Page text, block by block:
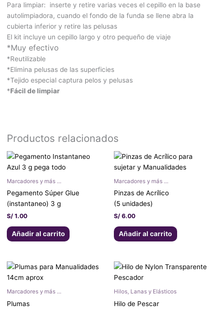
Para limpiar: inserte y retire varias veces el cepillo en la base
autolimpiadora, cuando el fondo de la funda se llene abra la
cubierta inferior y retire las pelusas
El kit incluye un cepillo largo y otro pequeño de viaje
*Muy efectivo
*Reutilizable
*Elimina pelusas de las superficies
*Tejido especial captura pelos y pelusas
*Fácil de limpiar
Productos relacionados
Marcadores y más ...
Pegamento Súper Glue
(instantaneo) 3 g
S/1.00
Añadir al carrito
Marcadores y más ...
Pinzas de Acrílico
(5 unidades)
S/ 6.00
Añadir al carrito
Marcadores y más ...
Plumas
Hilos, Lanas y Elásticos
Hilo de Pescar